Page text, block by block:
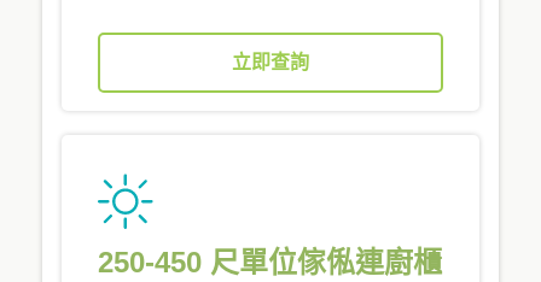
立即查詢
250-450 尺單位傢俬連廚櫃